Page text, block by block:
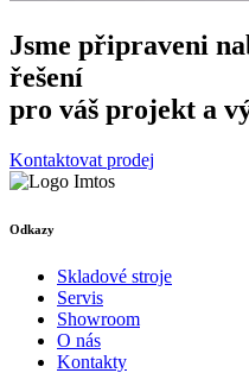
Jsme připraveni
řešení
pro váš projekt a
Kontaktovat prodej
Odkazy
Skladové stroje
Servis
Showroom
O nás
Kontakty